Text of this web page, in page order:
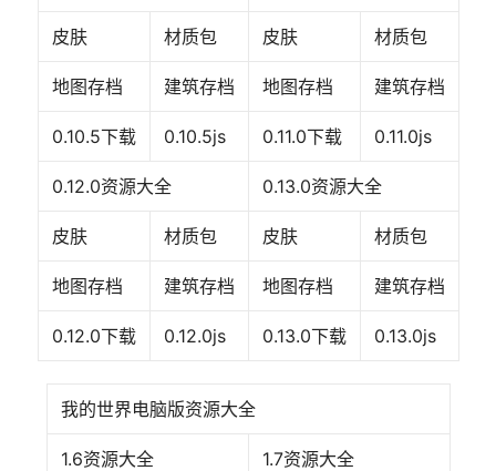
皮肤 材质包 皮肤 材质包
地图存档 建筑存档 地图存档 建筑存档
0.10.5下载 0.10.5js 0.11.0下载 0.11.0js
0.12.0资源大全 0.13.0资源大全
皮肤 材质包 皮肤 材质包
地图存档 建筑存档 地图存档 建筑存档
0.12.0下载 0.12.0js 0.13.0下载 0.13.0js
我的世界电脑版资源大全
1.6资源大全 1.7资源大全